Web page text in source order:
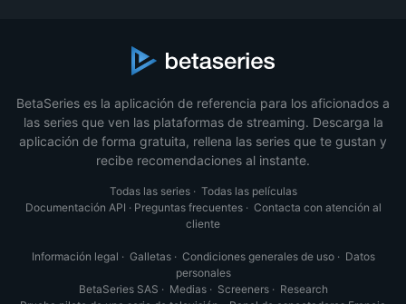
BetaSeries es la aplicación de referencia para los aficionados a
las series que ven las plataformas de streaming. Descarga la
aplicación de forma gratuita, rellena las series que te gustan y
recibe recomendaciones al instante.
Todas las series· Todas las películas
Documentación API · Preguntas frecuentes· Contacta con atención al
cliente
Información legal · Galletas· Condiciones generales de uso· Datos
personales
BetaSeries SAS · Medias· Screeners· Research